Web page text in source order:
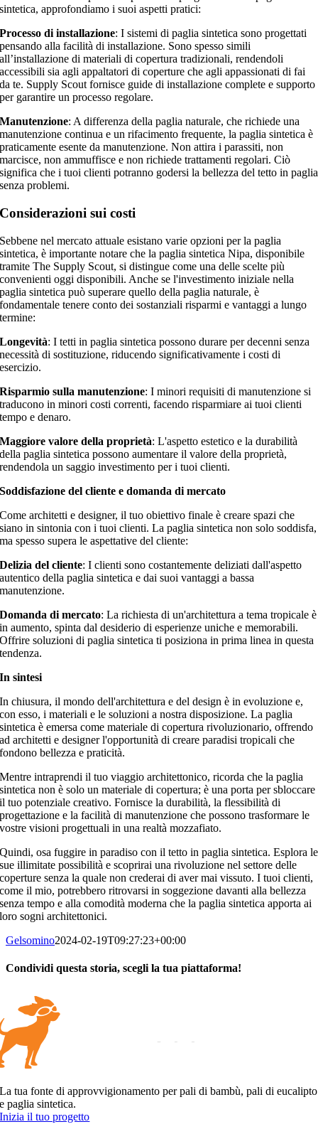
sintetica, approfondiamo i suoi aspetti pratici:
Processo di installazione: I sistemi di paglia sintetica sono progettati
pensando alla facilità di installazione. Sono spesso simili
all’installazione di materiali di copertura tradizionali, rendendoli
accessibili sia agli appaltatori di coperture che agli appassionati di fai
da te. Supply Scout fornisce guide di installazione complete e supporto
per garantire un processo regolare.
Manutenzione: A differenza della paglia naturale, che richiede una
manutenzione continua e un rifacimento frequente, la paglia sintetica è
praticamente esente da manutenzione. Non attira i parassiti, non
marcisce, non ammuffisce e non richiede trattamenti regolari. Ciò
significa che i tuoi clienti potranno godersi la bellezza del tetto in paglia
senza problemi.
Considerazioni sui costi
Sebbene nel mercato attuale esistano varie opzioni per la paglia
sintetica, è importante notare che la paglia sintetica Nipa, disponibile
tramite The Supply Scout, si distingue come una delle scelte più
convenienti oggi disponibili. Anche se l'investimento iniziale nella
paglia sintetica può superare quello della paglia naturale, è
fondamentale tenere conto dei sostanziali risparmi e vantaggi a lungo
termine:
Longevità: I tetti in paglia sintetica possono durare per decenni senza
necessità di sostituzione, riducendo significativamente i costi di
esercizio.
Risparmio sulla manutenzione: I minori requisiti di manutenzione si
traducono in minori costi correnti, facendo risparmiare ai tuoi clienti
tempo e denaro.
Maggiore valore della proprietà: L'aspetto estetico e la durabilità
della paglia sintetica possono aumentare il valore della proprietà,
rendendola un saggio investimento per i tuoi clienti.
Soddisfazione del cliente e domanda di mercato
Come architetti e designer, il tuo obiettivo finale è creare spazi che
siano in sintonia con i tuoi clienti. La paglia sintetica non solo soddisfa,
ma spesso supera le aspettative del cliente:
Delizia del cliente: I clienti sono costantemente deliziati dall'aspetto
autentico della paglia sintetica e dai suoi vantaggi a bassa
manutenzione.
Domanda di mercato: La richiesta di un'architettura a tema tropicale è
in aumento, spinta dal desiderio di esperienze uniche e memorabili.
Offrire soluzioni di paglia sintetica ti posiziona in prima linea in questa
tendenza.
In sintesi
In chiusura, il mondo dell'architettura e del design è in evoluzione e,
con esso, i materiali e le soluzioni a nostra disposizione. La paglia
sintetica è emersa come materiale di copertura rivoluzionario, offrendo
ad architetti e designer l'opportunità di creare paradisi tropicali che
fondono bellezza e praticità.
Mentre intraprendi il tuo viaggio architettonico, ricorda che la paglia
sintetica non è solo un materiale di copertura; è una porta per sbloccare
il tuo potenziale creativo. Fornisce la durabilità, la flessibilità di
progettazione e la facilità di manutenzione che possono trasformare le
vostre visioni progettuali in una realtà mozzafiato.
Quindi, osa fuggire in paradiso con il tetto in paglia sintetica. Esplora le
sue illimitate possibilità e scoprirai una rivoluzione nel settore delle
coperture senza la quale non crederai di aver mai vissuto. I tuoi clienti,
come il mio, potrebbero ritrovarsi in soggezione davanti alla bellezza
senza tempo e alla comodità moderna che la paglia sintetica apporta ai
loro sogni architettonici.
Gelsomino2024-02-19T09:27:23+00:00
Condividi questa storia, scegli la tua piattaforma!
Facebook
Reddit
LinkedIn
WhatsApp
Tumblr
Pinterest
mail
La tua fonte di approvvigionamento per pali di bambù, pali di eucalipto
e paglia sintetica.
Inizia il tuo progetto